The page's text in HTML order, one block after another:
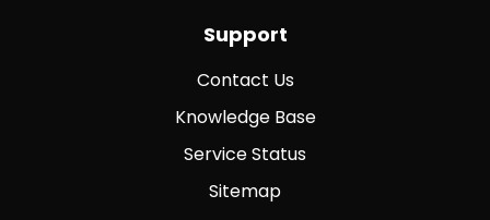
Support
Contact Us
Knowledge Base
Service Status
Sitemap